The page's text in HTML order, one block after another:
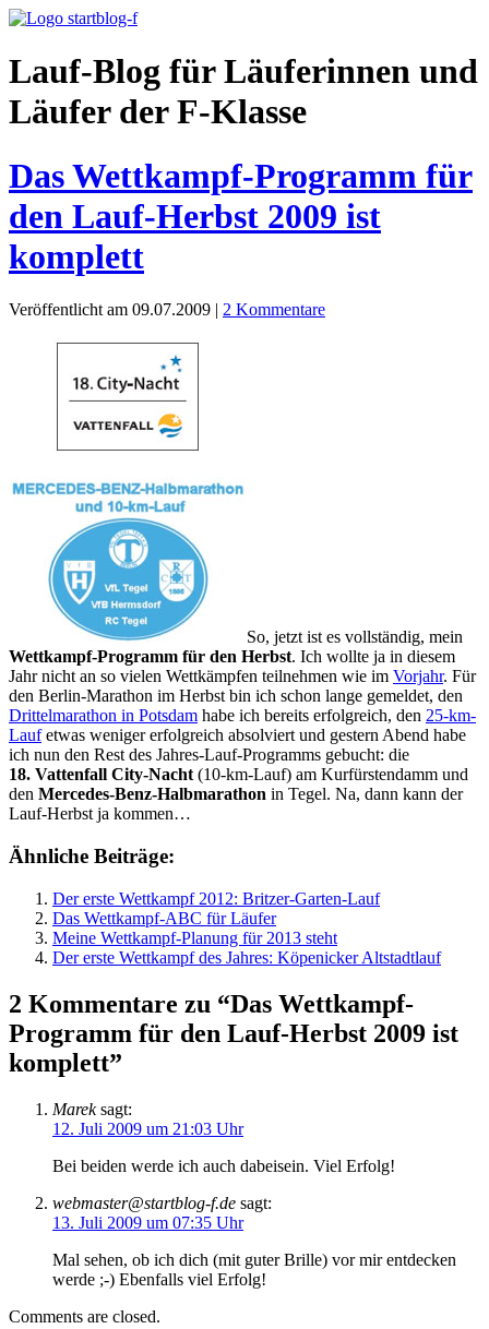
Lauf-Blog für Läuferinnen und
Läufer der F-Klasse
Das Wettkampf-Programm für
den Lauf-Herbst 2009 ist
komplett
Veröffentlicht am 09.07.2009 | 2 Kommentare
So, jetzt ist es vollständig, mein
Wettkampf-Programm für den Herbst. Ich wollte ja in diesem
Jahr nicht an so vielen Wettkämpfen teilnehmen wie im Vorjahr. Für
den Berlin-Marathon im Herbst bin ich schon lange gemeldet, den
Drittelmarathon in Potsdam habe ich bereits erfolgreich, den 25-km-
Laufetwas weniger erfolgreich absolviert und gestern Abend habe
ich nun den Rest des Jahres-Lauf-Programms gebucht: die
18. Vattenfall City-Nacht (10-km-Lauf) am Kurfürstendamm und
den Mercedes-Benz-Halbmarathon in Tegel. Na, dann kann der
Lauf-Herbst ja kommen…
Ähnliche Beiträge:
Der erste Wettkampf 2012: Britzer-Garten-Lauf
Das Wettkampf-ABC für Läufer
Meine Wettkampf-Planung für 2013 steht
Der erste Wettkampf des Jahres: Köpenicker Altstadtlauf
2 Kommentare zu “Das Wettkampf-
Programm für den Lauf-Herbst 2009 ist
komplett”
Marek sagt:
12. Juli 2009 um 21:03 Uhr
Bei beiden werde ich auch dabeisein. Viel Erfolg!
webmaster@startblog-f.de sagt:
13. Juli 2009 um 07:35 Uhr
Mal sehen, ob ich dich (mit guter Brille) vor mir entdecken
werde ;-) Ebenfalls viel Erfolg!
Comments are closed.